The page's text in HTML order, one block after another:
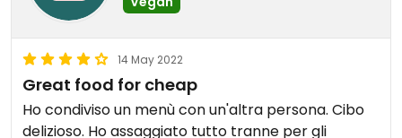
14 May 2022
Great food for cheap
Ho condiviso un menù con un'altra persona. Cibo
delizioso. Ho assaggiato tutto tranne per gli